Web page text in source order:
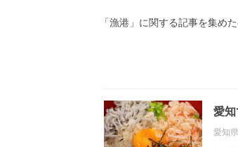
「漁港」に関する記事を集め
愛
愛知